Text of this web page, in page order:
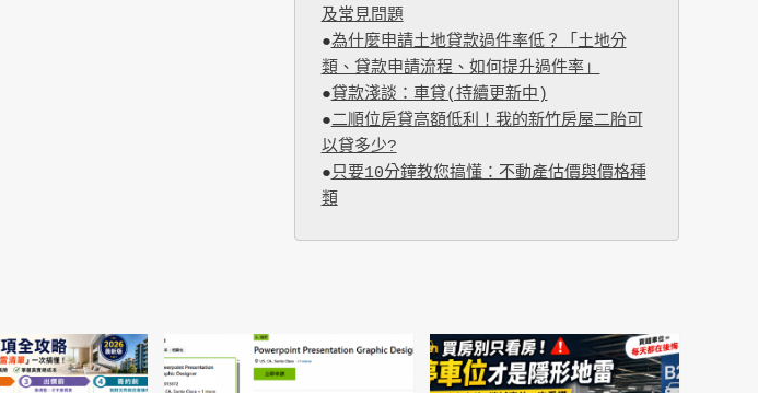
及常見問題
●為什麼申請土地貸款過件率低？「土地分
類、貸款申請流程、如何提升過件率」
●貸款淺談：車貸(持續更新中)
●二順位房貸高額低利！我的新竹房屋二胎可
以貸多少?
●只要10分鐘教您搞懂：不動產估價與價格種
類